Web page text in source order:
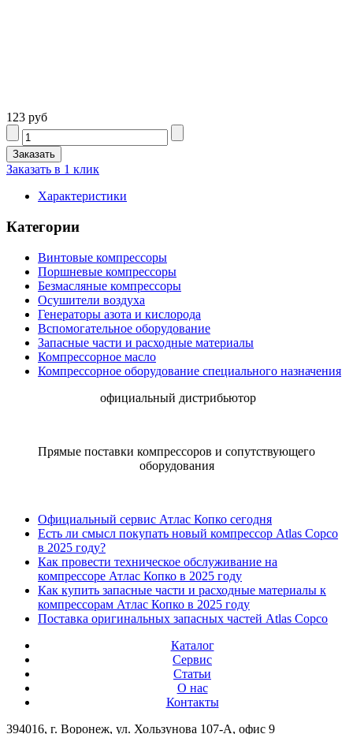
123 руб
Заказать в 1 клик
Характеристики
Категории
Винтовые компрессоры
Поршневые компрессоры
Безмасляные компрессоры
Осушители воздуха
Генераторы азота и кислорода
Вспомогательное оборудование
Запасные части и расходные материалы
Компрессорное масло
Компрессорное оборудование специального назначения
официальный дистрибьютор
Прямые поставки компрессоров и сопутствующего
оборудования
Официальный сервис Атлас Копко сегодня
Есть ли смысл покупать новый компрессор Atlas Copco
в 2025 году?
Как провести техническое обслуживание на
компрессоре Атлас Копко в 2025 году
Как купить запасные части и расходные материалы к
компрессорам Атлас Копко в 2025 году
Поставка оригинальных запасных частей Atlas Copco
Каталог
Сервис
Статьи
О нас
Контакты
394016, г. Воронеж, ул. Хользунова 107-А, офис 9